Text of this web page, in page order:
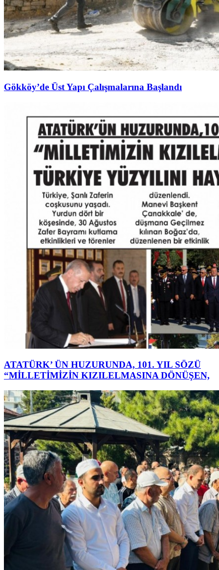
Gökköy’de Üst Yapı Çalışmalarına Başlandı
ATATÜRK’ ÜN HUZURUNDA, 101. YIL SÖZÜ
“MİLLETİMİZİN KIZILELMASINA DÖNÜŞEN,